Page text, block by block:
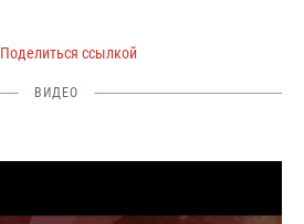
Поделиться ссылкой
ВИДЕО